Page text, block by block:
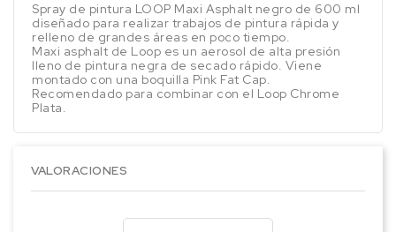
Spray de pintura LOOP Maxi Asphalt negro de 600 ml
diseñado para realizar trabajos de pintura rápida y
relleno de grandes áreas en poco tiempo.
Maxi asphalt de Loop es un aerosol de alta presión
lleno de pintura negra de secado rápido. Viene
montado con una boquilla Pink Fat Cap.
Recomendado para combinar con el Loop Chrome
Plata.
VALORACIONES